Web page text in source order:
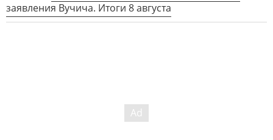
заявления Вучича. Итоги 8 августа